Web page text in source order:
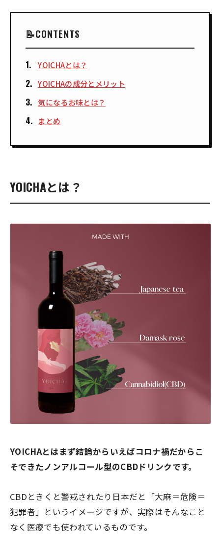
CONTENTS
YOICHAとは？
YOICHAの成分とメリット
気になるお味とは？
まとめ
YOICHAとは？
YOICHAとはまず結論からいえばコロナ禍だからこ
そできたノンアルコール型のCBDドリンクです。
CBDときくと警戒されたり日本だと「大麻＝危険＝
犯罪者」というイメージですが、実際はそんなこと
なく医療でも使われているものです。